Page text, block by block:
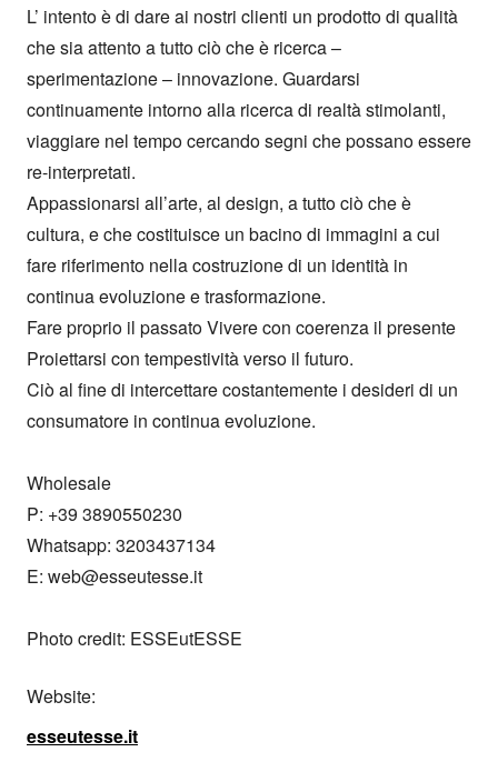
L’ intento è di dare ai nostri clienti un prodotto di qualità
che sia attento a tutto ciò che è ricerca –
sperimentazione – innovazione. Guardarsi
continuamente intorno alla ricerca di realtà stimolanti,
viaggiare nel tempo cercando segni che possano essere
re-interpretati.
Appassionarsi all’arte, al design, a tutto ciò che è
cultura, e che costituisce un bacino di immagini a cui
fare riferimento nella costruzione di un identità in
continua evoluzione e trasformazione.
Fare proprio il passato Vivere con coerenza il presente
Proiettarsi con tempestività verso il futuro.
Ciò al fine di intercettare costantemente i desideri di un
consumatore in continua evoluzione.
Wholesale
P: +39 3890550230
Whatsapp: 3203437134
E: web@esseutesse.it
Photo credit: ESSEutESSE
Website:
esseutesse.it